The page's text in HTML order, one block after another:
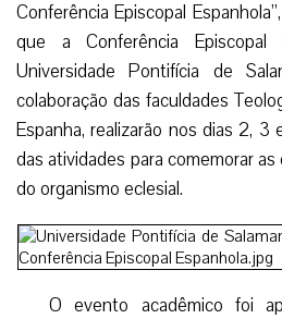
Conferência Episcopal
que a Conferência
Universidade Pontifícia de
colaboração das faculdades
Espanha, realizarão nos dias 2,
das atividades para comemorar
do organismo eclesial.
O evento acadêmico foi